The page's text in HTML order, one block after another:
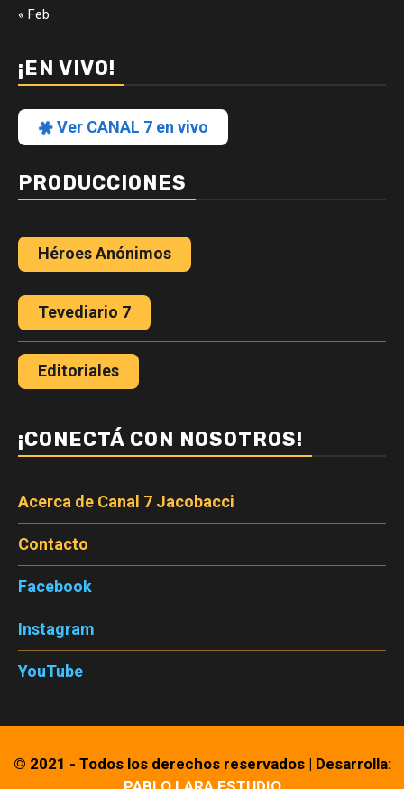
« Feb
¡EN VIVO!
Ver CANAL 7 en vivo
PRODUCCIONES
Héroes Anónimos
Tevediario 7
Editoriales
¡CONECTÁ CON NOSOTROS!
Acerca de Canal 7 Jacobacci
Contacto
Facebook
Instagram
YouTube
© 2021 - Todos los derechos reservados | Desarrolla: